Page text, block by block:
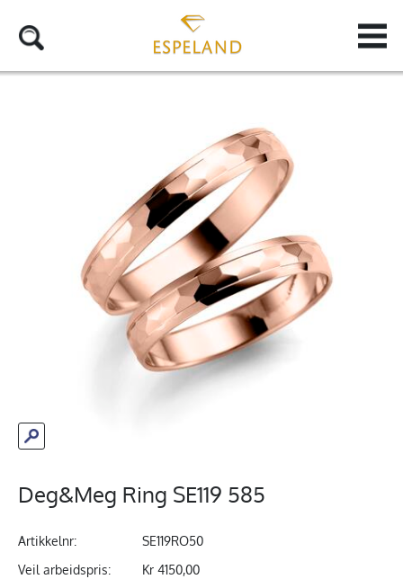
Deg&Meg Ring SE119 585
Artikkelnr:
SE119RO50
Veil arbeidspris:
Kr 4150,00